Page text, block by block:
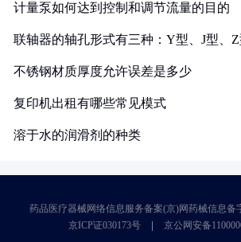
计量泵如何达到控制和调节流量的目的
联轴器的轴孔形式有三种：Y型、J型、Z
不锈钢材质厚度允许误差是多少
复印机出租有哪些常见模式
溶于水的润滑剂的种类
药品医疗器械网络信息服务备案(京)网药械信息备
京ICP证030173号
京公网安备